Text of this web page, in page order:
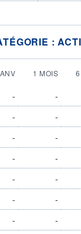
:
1 MOIS
- -
- -
- -
- -
- -
- -
- -